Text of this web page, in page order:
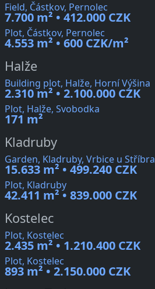
Field, Částkov, Pernolec
7.700 m² • 412.000 CZK
Plot, Částkov, Pernolec
4.553 m² • 600 CZK/m²
Halže
Building plot, Halže, Horní Výšina
2.310 m² • 2.100.000 CZK
Plot, Halže, Svobodka
171 m²
Kladruby
Garden, Kladruby, Vrbice u Stříbra
15.633 m² • 499.240 CZK
Plot, Kladruby
42.411 m² • 839.000 CZK
Kostelec
Plot, Kostelec
2.435 m² • 1.210.400 CZK
Plot, Kostelec
893 m² • 2.150.000 CZK